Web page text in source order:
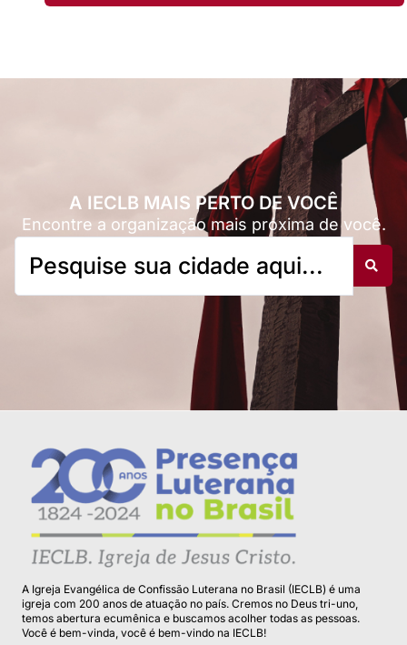
A IECLB MAIS PERTO DE VOCÊ
Encontre a organização mais próxima de você.
A Igreja Evangélica de Confissão Luterana no Brasil (IECLB) é uma
igreja com 200 anos de atuação no país. Cremos no Deus tri-uno,
temos abertura ecumênica e buscamos acolher todas as pessoas.
Você é bem-vinda, você é bem-vindo na IECLB!